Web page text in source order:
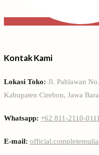
Kontak Kami
Lokasi Toko: Jl. Pahlawan
Kabupaten Cirebon, Jawa
Whatsapp: +62 811-2110-0111
E-mail: